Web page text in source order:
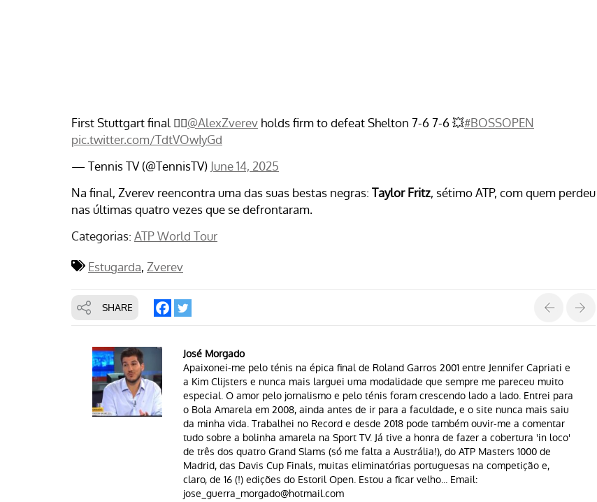
First Stuttgart final 😮‍💨@AlexZverev holds firm to defeat Shelton 7-6 7-6 💥#BOSSOPEN
pic.twitter.com/TdtVOwIyGd
— Tennis TV (@TennisTV) June 14, 2025
Na final, Zverev reencontra uma das suas bestas negras: Taylor Fritz, sétimo ATP, com quem perdeu
nas últimas quatro vezes que se defrontaram.
Categorias: ATP World Tour
Estugarda Zverev
SHARE
José Morgado
Apaixonei-me pelo ténis na épica final de Roland Garros 2001 entre Jennifer Capriati e
a Kim Clijsters e nunca mais larguei uma modalidade que sempre me pareceu muito
especial. O amor pelo jornalismo e pelo ténis foram crescendo lado a lado. Entrei para
o Bola Amarela em 2008, ainda antes de ir para a faculdade, e o site nunca mais saiu
da minha vida. Trabalhei no Record e desde 2018 pode também ouvir-me a comentar
tudo sobre a bolinha amarela na Sport TV. Já tive a honra de fazer a cobertura 'in loco'
de três dos quatro Grand Slams (só me falta a Austrália!), do ATP Masters 1000 de
Madrid, das Davis Cup Finals, muitas eliminatórias portuguesas na competição e,
claro, de 16 (!) edições do Estoril Open. Estou a ficar velho... Email:
jose_guerra_morgado@hotmail.com